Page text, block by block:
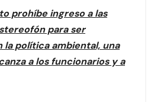
prohíbe ingreso a las
para ser
política ambiental, una
a los funcionarios y a